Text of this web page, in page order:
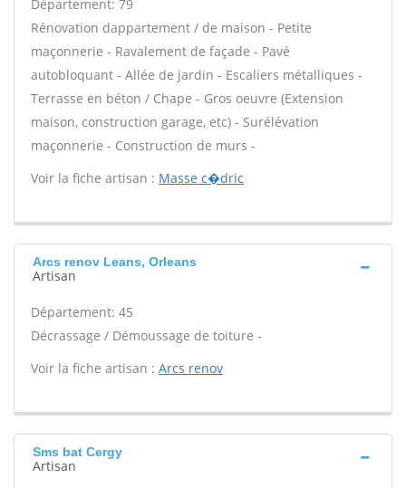
Département: 79
Rénovation dappartement / de maison - Petite
maçonnerie - Ravalement de façade - Pavé
autobloquant - Allée de jardin - Escaliers métalliques -
Terrasse en béton / Chape - Gros oeuvre (Extension
maison, construction garage, etc) - Surélévation
maçonnerie - Construction de murs -
Voir la fiche artisan : Masse c�dric
Arcs renov Leans, Orleans
Artisan
Département: 45
Décrassage / Démoussage de toiture -
Voir la fiche artisan : Arcs renov
Sms bat Cergy
Artisan